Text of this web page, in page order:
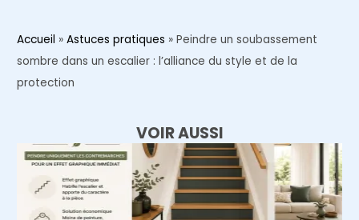
Accueil » Astuces pratiques » Peindre un soubassement
sombre dans un escalier : l’alliance du style et de la
protection
VOIR AUSSI